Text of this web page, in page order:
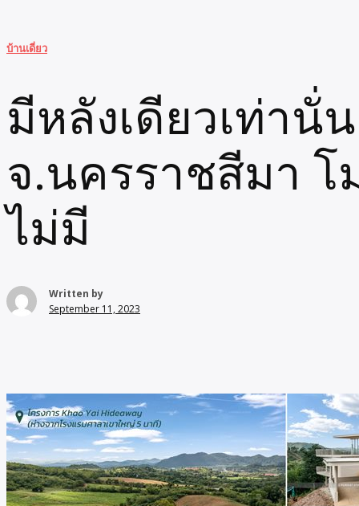
บ้านเดี่ยว
มีหลังเดียวเท่านั่
จ.นครราชสีมา
ไม่มี
Written by
September 11, 2023